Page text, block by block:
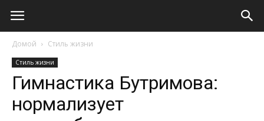
Домой Стиль жизни
Стиль жизни
Гимнастика Бутримова:
нормализует